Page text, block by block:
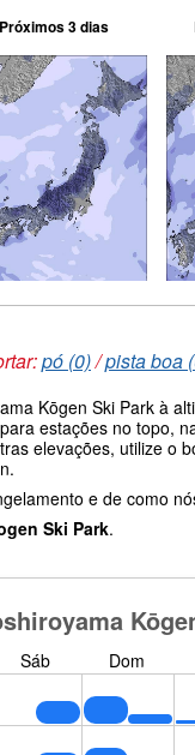
Próximos 3 dias
pó (0)/pista boa
Kōgen Ski Park à
estações no topo,
elevações, utilize o
e de como
Ski Park.